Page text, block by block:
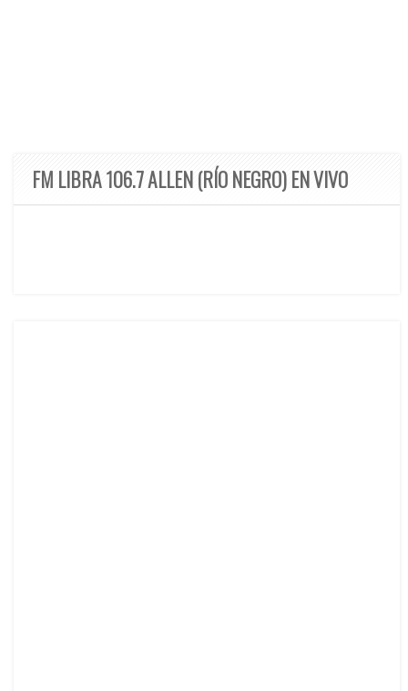
FM LIBRA 106.7 ALLEN (RÍO NEGRO) EN VIVO